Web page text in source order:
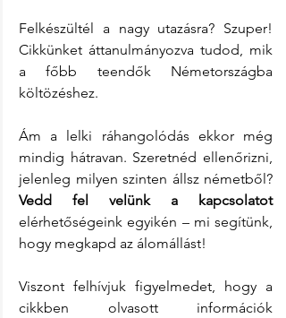
Felkészültél a nagy utazásra? Szuper!
Cikkünket áttanulmányozva tudod, mik
a főbb teendők Németországba
költözéshez.
Ám a lelki ráhangolódás ekkor még
mindig hátravan. Szeretnéd ellenőrizni,
Vedd fel velünk a kapcsolatot
elérhetőségeink egyikén – mi segítünk,
hogy megkapd az álomállást!
Viszont felhívjuk figyelmedet, hogy a
cikkben olvasott információk